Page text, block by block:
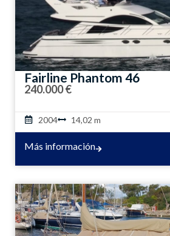
Fairline Phantom 46
240.000 €
2004 14,02 m
Más información